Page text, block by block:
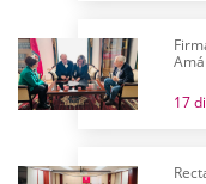
17